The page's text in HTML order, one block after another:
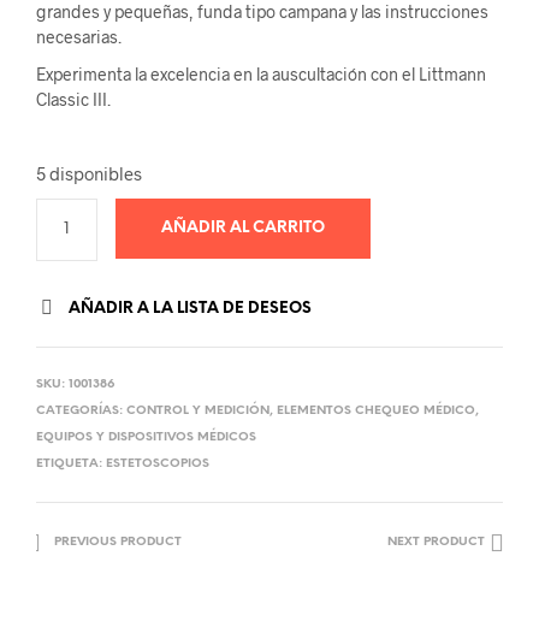
grandes y pequeñas, funda tipo campana y las instrucciones
necesarias.
Experimenta la excelencia en la auscultación con el Littmann
Classic III.
5 disponibles
AÑADIR AL CARRITO
AÑADIR A LA LISTA DE DESEOS
SKU: 1001386
CATEGORÍAS: CONTROL Y MEDICIÓN , ELEMENTOS CHEQUEO MÉDICO,
EQUIPOS Y DISPOSITIVOS MÉDICOS
ETIQUETA: ESTETOSCOPIOS
PREVIOUS PRODUCT NEXT PRODUCT